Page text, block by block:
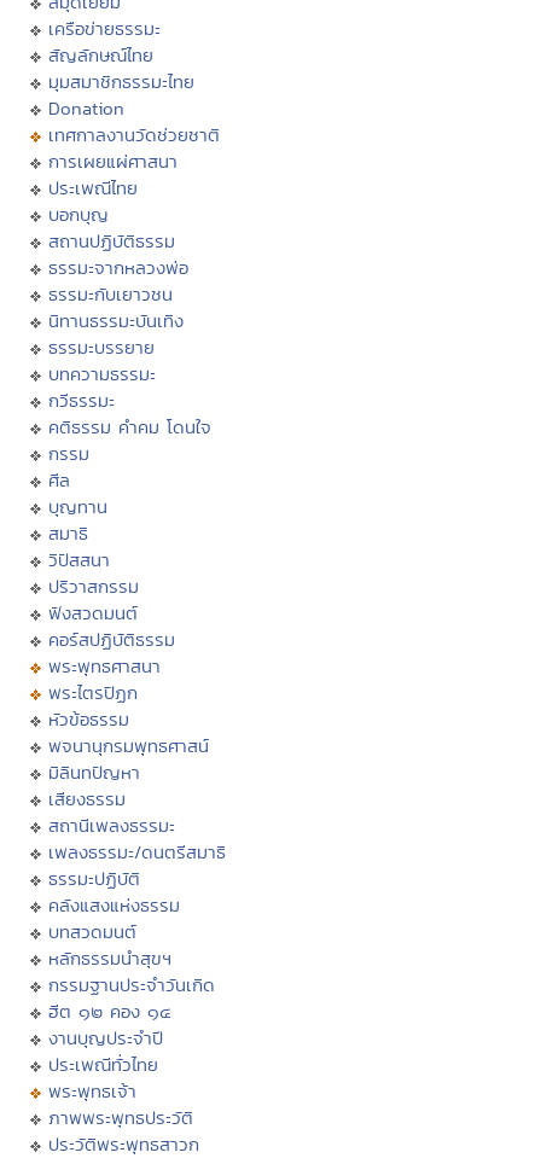
เครือข่ายธรรมะ
สัญลักษณ์ไทย
มุมสมาชิกธรรมะไทย
Donation
เทศกาลงานวัดช่วยชาติ
การเผยแผ่ศาสนา
ประเพณีไทย
บอกบุญ
สถานปฏิบัติธรรม
ธรรมะจากหลวงพ่อ
ธรรมะกับเยาวชน
นิทานธรรมะบันเทิง
ธรรมะบรรยาย
บทความธรรมะ
กวีธรรมะ
คติธรรม คำคม โดนใจ
กรรม
ศีล
บุญทาน
สมาธิ
วิปัสสนา
ปริวาสกรรม
ฟังสวดมนต์
คอร์สปฏิบัติธรรม
พระพุทธศาสนา
พระไตรปิฏก
หัวข้อธรรม
พจนานุกรมพุทธศาสน์
มิลินทปัญหา
เสียงธรรม
สถานีเพลงธรรมะ
เพลงธรรมะ/ดนตรีสมาธิ
ธรรมะปฏิบัติ
คลังแสงแห่งธรรม
บทสวดมนต์
หลักธรรมนำสุขฯ
กรรมฐานประจำวันเกิด
ฮีต ๑๒ คอง ๑๔
งานบุญประจำปี
ประเพณีทั่วไทย
พระพุทธเจ้า
ภาพพระพุทธประวัติ
ประวัติพระพุทธสาวก